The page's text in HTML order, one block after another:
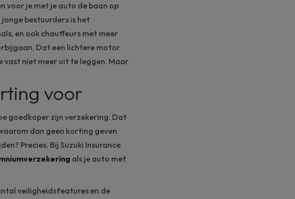
voor je met je auto de baan op
jonge bestuurders is het
en ook chauffeurs met meer
Dat een lichtere motor
vast niet meer uit te leggen. Maar
voor
goedkoper zijn verzekering. Dat
dan geen korting geven
Precies. Bij Suzuki Insurance
als je auto met
veiligheidsfeatures en de